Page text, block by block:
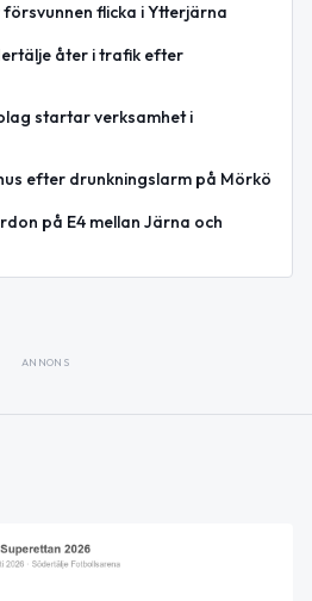
flicka i Ytterjärna
åter i trafik efter
startar verksamhet i
efter drunkningslarm på Mörkö
på E4 mellan Järna och
ANNONS